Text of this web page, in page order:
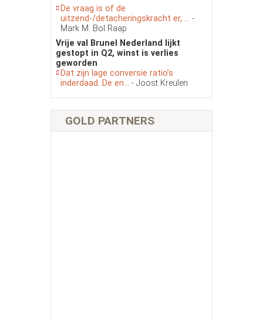
De vraag is of de
uitzend-/detacheringskracht er, ... -
Mark M. Bol Raap
Vrije val Brunel Nederland lijkt
gestopt in Q2, winst is verlies
geworden
Dat zijn lage conversie ratio’s
inderdaad. De en... - Joost Kreulen
GOLD PARTNERS